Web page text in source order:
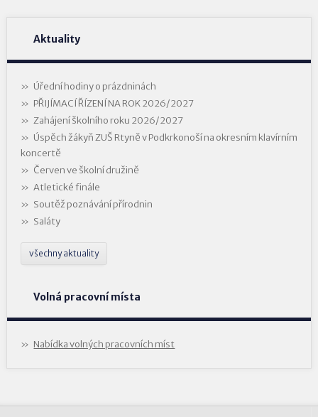
Aktuality
Úřední hodiny o prázdninách
PŘIJÍMACÍ ŘÍZENÍ NA ROK 2026/2027
Zahájení školního roku 2026/2027
Úspěch žákyň ZUŠ Rtyně v Podkrkonoší na okresním klavírním
koncertě
Červen ve školní družině
Atletické finále
Soutěž poznávání přírodnin
Saláty
všechny aktuality
Volná pracovní místa
Nabídka volných pracovních míst